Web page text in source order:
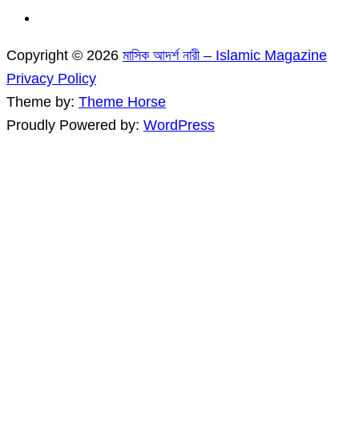
Copyright © 2026 মাসিক আদর্শ নারী – Islamic Magazine
Privacy Policy
Theme by: Theme Horse
Proudly Powered by: WordPress